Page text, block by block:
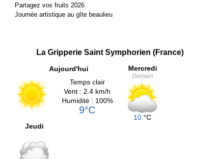
Partagez vos fruits 2026
Journée artistique au gîte beaulieu
La Gripperie Saint Symphorien (France)
Aujourd'hui
Temps clair
Vent : 2.4 km/h
Humidité : 100%
9°C
Mercredi
Demain
10 °C
Jeudi